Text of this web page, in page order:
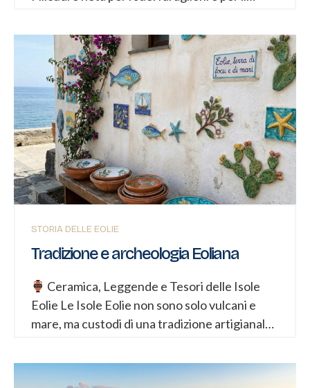
Alicudi, priva di strade asfaltate, è un paradiso
per gli amanti della natura e del trekking.
Panarea La più piccola e mondana delle Eolie,
Panarea è famosa per le sue acque cristalline,
le spiagge incantevoli e la vivace vita notturna.
I suoi fondali sono ricchi di reperti
archeologici, tra cui i resti di una villa romana
sommersa. Patrimonio Storico e Culturale Le
Eolie vantano una storia millenaria, con
insediamenti umani risalenti al...
STORIA DELLE EOLIE
Tradizione e archeologia Eoliana
Ceramica, Leggende e Tesori delle Isole
Eolie Le Isole Eolie non sono solo vulcani e
mare, ma custodi di una tradizione artigianale
vendetta e commerci antichi. Dalle
leggendarie Teste di Moro siciliane alle